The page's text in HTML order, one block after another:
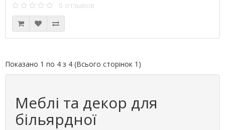
0 отзывов
Показано 1 по 4 з 4 (Всього сторінок 1)
Меблі та декор для
більярдної